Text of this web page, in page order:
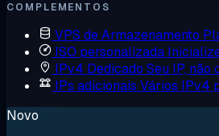
COMPLEMENTOS
VPS de Armazenamento
ISO personalizada
IPv4 Dedicado Seu IP,
IPs adicionais Vários IPv4
Novo